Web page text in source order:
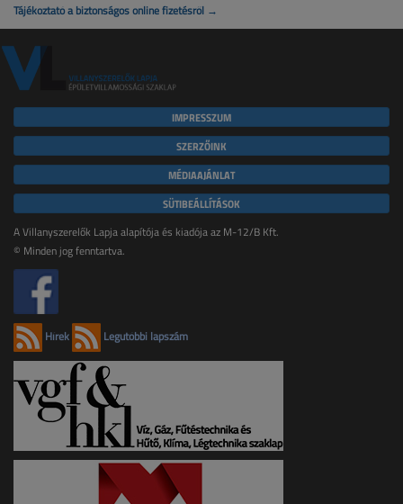
Tájékoztató a biztonságos online fizetésről →
IMPRESSZUM
SZERZŐINK
MÉDIAAJÁNLAT
SÜTIBEÁLLÍTÁSOK
A Villanyszerelők Lapja alapítója és kiadója az M-12/B Kft.
© Minden jog fenntartva.
Hírek Legutóbbi lapszám